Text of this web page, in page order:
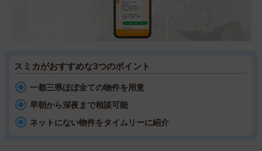
スミカがおすすめな3つのポイント
一都三県ほぼ全ての物件を用意
早朝から深夜まで相談可能
ネットにない物件をタイムリーに紹介